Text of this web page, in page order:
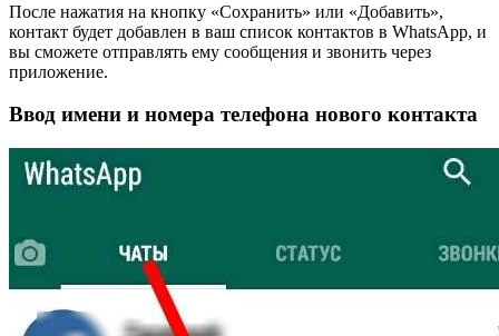
После нажатия на кнопку «Сохранить» или «Добавить»,
контакт будет добавлен в ваш список контактов в WhatsApp, и
вы сможете отправлять ему сообщения и звонить через
приложение.
Ввод имени и номера телефона нового контакта